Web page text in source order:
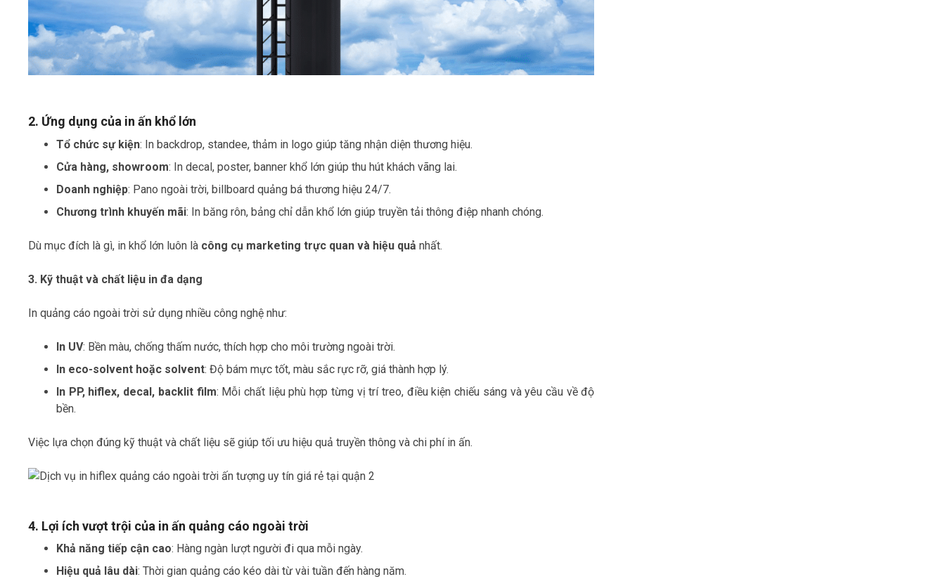
2. Ứng dụng của in ấn khổ lớn
Tổ chức sự kiện: In backdrop, standee, thảm in logo giúp tăng nhận diện thương hiệu.
Cửa hàng, showroom: In decal, poster, banner khổ lớn giúp thu hút khách vãng lai.
Doanh nghiệp: Pano ngoài trời, billboard quảng bá thương hiệu 24/7.
Chương trình khuyến mãi: In băng rôn, bảng chỉ dẫn khổ lớn giúp truyền tải thông điệp nhanh chóng.
Dù mục đích là gì, in khổ lớn luôn là công cụ marketing trực quan và hiệu quả nhất.
3. Kỹ thuật và chất liệu in đa dạng
In quảng cáo ngoài trời sử dụng nhiều công nghệ như:
In UV: Bền màu, chống thấm nước, thích hợp cho môi trường ngoài trời.
In eco-solvent hoặc solvent: Độ bám mực tốt, màu sắc rực rỡ, giá thành hợp lý.
In PP, hiflex, decal, backlit film: Mỗi chất liệu phù hợp từng vị trí treo, điều kiện chiếu sáng và yêu cầu về độ
bền.
Việc lựa chọn đúng kỹ thuật và chất liệu sẽ giúp tối ưu hiệu quả truyền thông và chi phí in ấn.
4. Lợi ích vượt trội của in ấn quảng cáo ngoài trời
Khả năng tiếp cận cao: Hàng ngàn lượt người đi qua mỗi ngày.
Hiệu quả lâu dài: Thời gian quảng cáo kéo dài từ vài tuần đến hàng năm.